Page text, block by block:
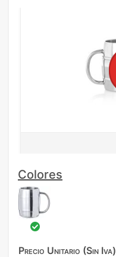
Colores
Precio Unitario (Sin Iva)